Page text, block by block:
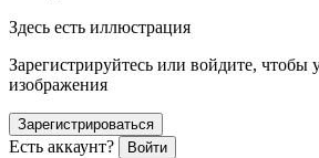
Здесь есть иллюстрация
Зарегистрируйтесь или войдите, чтобы
изображения
Зарегистрироваться
Есть аккаунт? Войти